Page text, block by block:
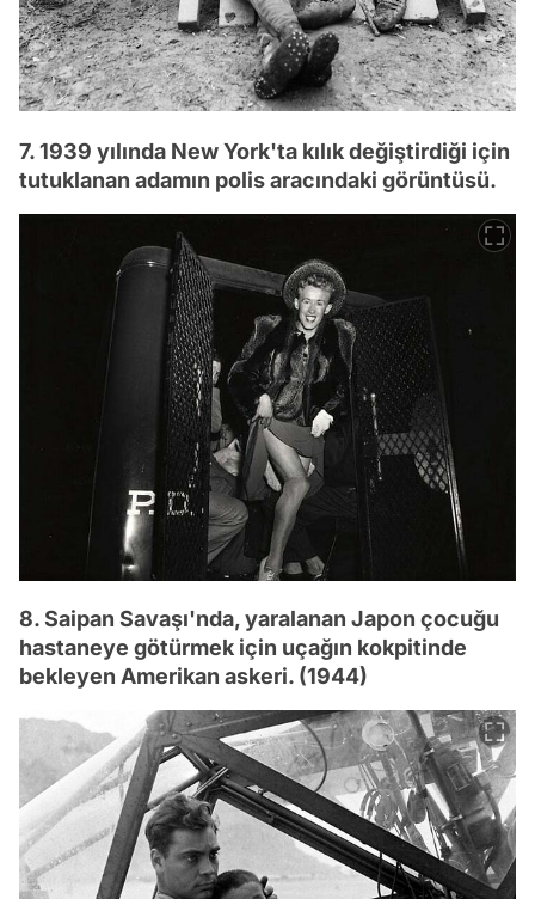
7. 1939 yılında New York'ta kılık değiştirdiği için
tutuklanan adamın polis aracındaki görüntüsü.
8. Saipan Savaşı'nda, yaralanan Japon çocuğu
hastaneye götürmek için uçağın kokpitinde
bekleyen Amerikan askeri. (1944)